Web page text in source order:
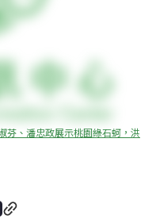
芬、潘忠政展示桃園綠石蚵，洪